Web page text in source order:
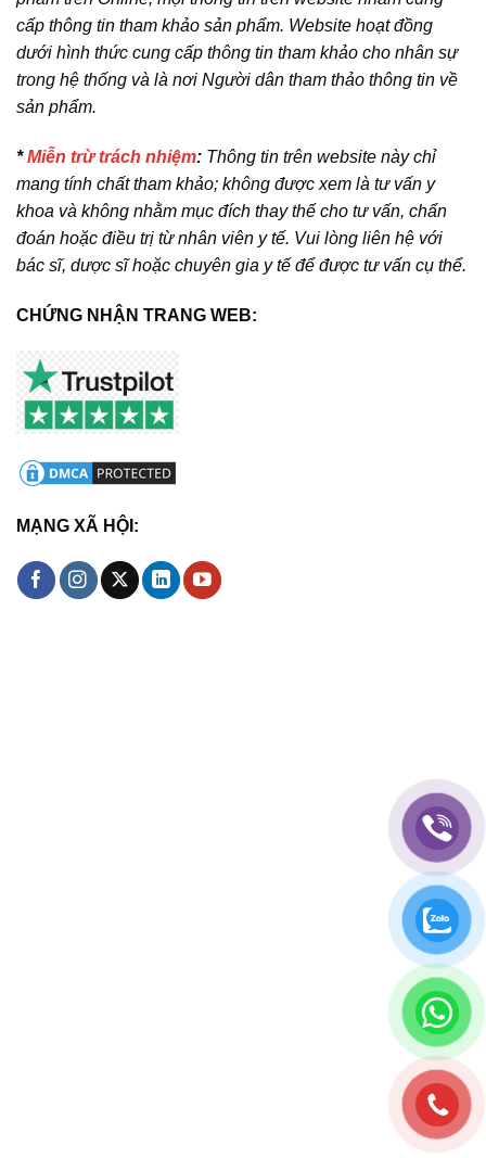
cấp thông tin tham khảo sản phẩm. Website hoạt đồng
dưới hình thức cung cấp thông tin tham khảo cho nhân sự
trong hệ thống và là nơi Người dân tham thảo thông tin về
sản phẩm.
*Miễn trừ trách nhiệm: Thông tin trên website này chỉ
mang tính chất tham khảo; không được xem là tư vấn y
khoa và không nhằm mục đích thay thế cho tư vấn, chẩn
đoán hoặc điều trị từ nhân viên y tế. Vui lòng liên hệ với
bác sĩ, dược sĩ hoặc chuyên gia y tế để được tư vấn cụ thể.
CHỨNG NHẬN TRANG WEB:
MẠNG XÃ HỘI: